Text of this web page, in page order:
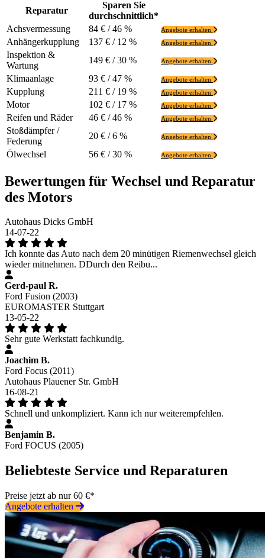
Reparatur
Sparen Sie
durchschnittlich*
Achsvermessung
84 € / 46 % Angebote erhalten
Anhängerkupplung 137 € / 12 % Angebote erhalten
Inspektion &
Wartung
149 € / 30 % Angebote erhalten
Klimaanlage 93 € / 47 % Angebote erhalten
Kupplung 211 € / 19 % Angebote erhalten
Motor 102 € / 17 % Angebote erhalten
Reifen und Räder 46 € / 46 % Angebote erhalten
Stoßdämpfer /
Federung
20 € / 6 % Angebote erhalten
Ölwechsel 56 € / 30 % Angebote erhalten
Bewertungen für Wechsel und Reparatur
des Motors
Autohaus Dicks GmbH
14-07-22
Ich konnte das Auto nach dem 20 minütigen Riemenwechsel gleich
wieder mitnehmen. DDurch den Reibu...
Gerd-paul R.
Ford Fusion (2003)
EUROMASTER Stuttgart
13-05-22
Sehr gute Werkstatt fachkundig.
Joachim B.
Ford Focus (2011)
Autohaus Plauener Str. GmbH
16-08-21
Schnell und unkompliziert. Kann ich nur weiterempfehlen.
Benjamin B.
Ford FOCUS (2005)
Beliebteste Service und Reparaturen
Preise jetzt ab nur 60 €*
Angebote erhalten